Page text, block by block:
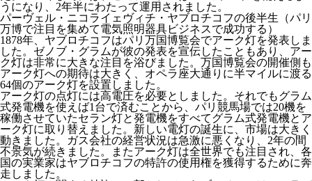
うになり、2年半にわたって運用されました。
パーヴェル・ニコライェヴィチ・ヤブロチコフの後半生（パリ
万博で注目を集めて電気照明器具ビジネスで成功する）
1878年、ヤブロチコフはパリ万国博覧会でアーク灯を発表しま
した。ゼノブ・グラムが彼の発表を宣伝したこともあり、アー
ク灯は非常に大きな注目を浴びました。万国博覧会の開催側も
アーク灯への期待は大きく、オペラ座大通りに半マイルに渡る
64個のアーク灯を設置しました。
アーク灯の点灯には高電圧を必要としました。それでもグラム
式発電機を使えば1台で済むことから、パリ競馬場では20機を
稼働させていたセラン灯と発電機をすべてグラム式発電機とア
ーク灯に取り替えました。新しい電灯の誕生に、市場は大きく
動きました。ガス会社の経営状況は急激に悪くなり、2年の間
不景気が続きました。またアーク灯は全世界でも注目され、各
国の実業家はヤブロチコフの特許の使用権を獲得するために奔
走しました。